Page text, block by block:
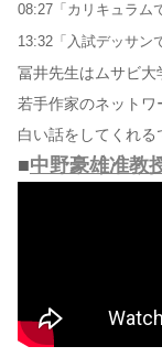
08:27「カリキュラム
13:32「入試デッサン
冨井先生はムサビ大
若手作家のネット
白い話をしてくれる
■中野豪雄准教